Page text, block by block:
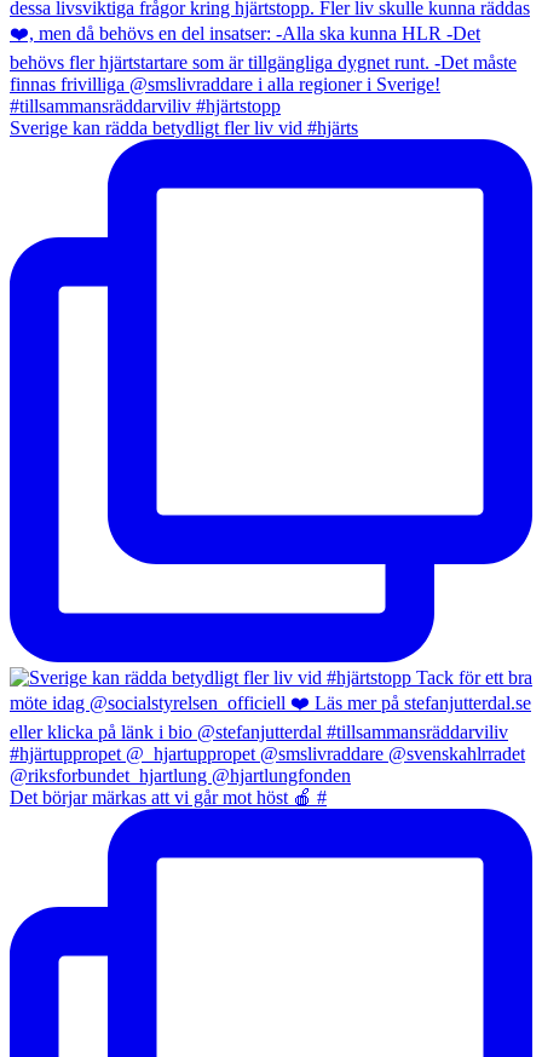
Sverige kan rädda betydligt fler liv vid #hjärts
Det börjar märkas att vi går mot höst 🍎 #